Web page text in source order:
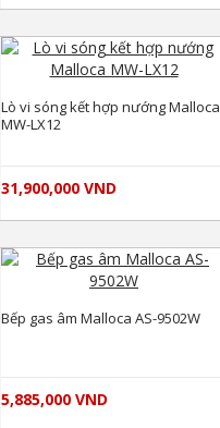
Lò vi sóng kết hợp nướng Malloca
MW-LX12
31,900,000 VND
Bếp gas âm Malloca AS-9502W
5,885,000 VND